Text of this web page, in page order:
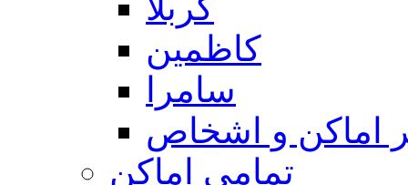
كاظمين
سامرا
اماكن و اشخاص
تمامی اماکن